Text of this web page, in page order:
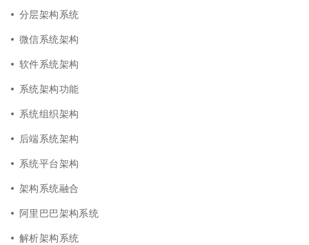
分层架构系统
微信系统架构
软件系统架构
系统架构功能
系统组织架构
后端系统架构
系统平台架构
架构系统融合
阿里巴巴架构系统
解析架构系统